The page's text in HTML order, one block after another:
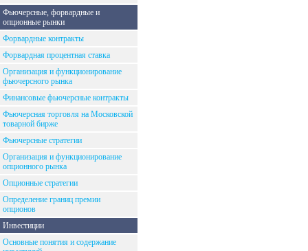
Фьючерсные, форвардные и
опционные рынки
Форвардные контракты
Форвардная процентная ставка
Организация и функционирование
фьючерсного рынка
Финансовые фьючерсные контракты
Фьючерсная торговля на Московской
товарной бирже
Фьючерсные стратегии
Организация и функционирование
опционного рынка
Опционные стратегии
Определение границ премии
опционов
Инвестиции
Основные понятия и содержание